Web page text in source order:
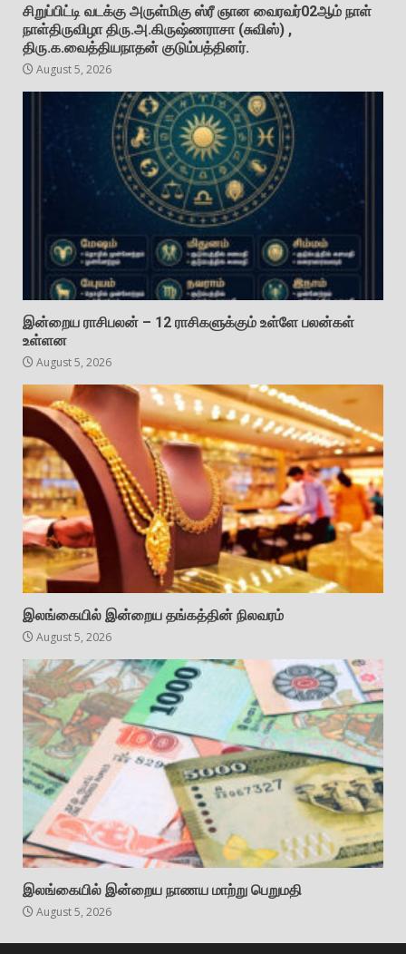
சிறுப்பிட்டி வடக்கு அருள்மிகு ஸ்ரீ ஞான வைரவர்02ஆம் நாள்
நாள்திருவிழா திரு.அ.கிருஷ்ணராசா (சுவிஸ்) ,
திரு.க.வைத்தியநாதன் குடும்பத்தினர்.
August 5, 2026
இன்றைய ராசிபலன் – 12 ராசிகளுக்கும் உள்ளே பலன்கள்
உள்ளன
August 5, 2026
இலங்கையில் இன்றைய தங்கத்தின் நிலவரம்
August 5, 2026
இலங்கையில் இன்றைய நாணய மாற்று பெறுமதி
August 5, 2026